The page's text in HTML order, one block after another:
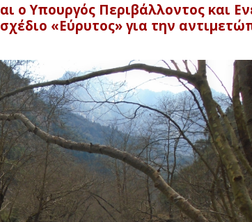
ο Υπουργός Περιβάλλοντος και
«Εύρυτος» για την